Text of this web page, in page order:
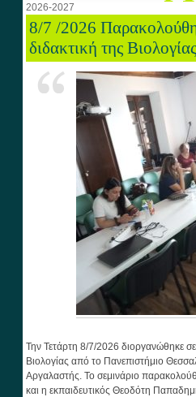
2026-2027
8/7 /2026
διδακτική της Βιολογίας
Την Τετάρτη 8/7/2026 διοργανώθηκε
Βιολογίας από το Πανεπιστήμιο
Αργαλαστής. Το σεμινάριο
και η εκπαιδευτικός Θεοδότη